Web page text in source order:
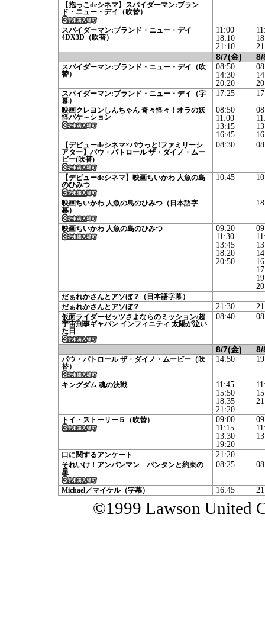
【抱っこdeシネマ】スパイダーマン:ブラン
ド・ニュー・デイ（吹替）
スパイダーマン:ブランド・ニュー・デイ
4DX3D（吹替）
11:00
18:10
21:10
8/7(金) 8/
スパイダーマン:ブランド・ニュー・デイ（吹
替）
08:50
14:30
20:20
スパイダーマン:ブランド・ニュー・デイ（字
幕）
17:25
映画クレヨンしんちゃん 奇々怪々！オラの妖
怪バケ～ション
08:50
11:00
13:15
16:45
【デビューdeシネマ×パウっと!ファミリーシ
アター】パウ・パトロール ザ・ダイノ・ムー
ビー(吹替)
08:30
【デビューdeシネマ】映画ちいかわ 人魚の島
のひみつ
10:45
映画ちいかわ 人魚の島のひみつ（日本語字
幕）
映画ちいかわ 人魚の島のひみつ
09:20
11:30
13:45
18:20
20:50
だぁれかさんとアソぼ？（日本語字幕）
だぁれかさんとアソぼ？
21:30
仮面ライダーゼッツさよならのミッション/超
宇宙刑事ギャバン インフィニティ 太陽が泣い
た日
08:40
8/7(金) 8/
パウ・パトロール ザ・ダイノ・ムービー（吹
替）
14:50
キングダム 魂の決戦
11:45
15:50
18:35
21:20
トイ・ストーリー５（吹替）
09:00
11:15
13:30
19:20
口に関するアンケート 21:20
それいけ！アンパンマン パンタンと約束の
星
08:25
Michael／マイケル（字幕） 16:45
©1999 Lawson United